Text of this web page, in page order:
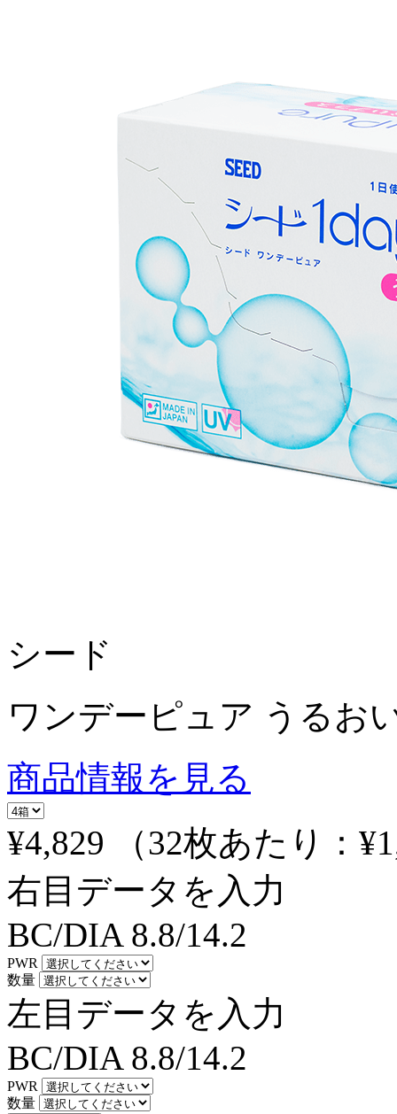
シード
ワンデーピュア うるお
商品情報を見る
¥4,829
（32枚あたり：
右目データを入力
BC/DIA 8.8/14.2
PWR
数量
左目データを入力
BC/DIA 8.8/14.2
PWR
数量